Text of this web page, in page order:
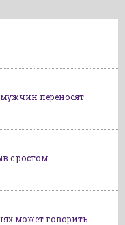
переносят
с ростом
может говорить